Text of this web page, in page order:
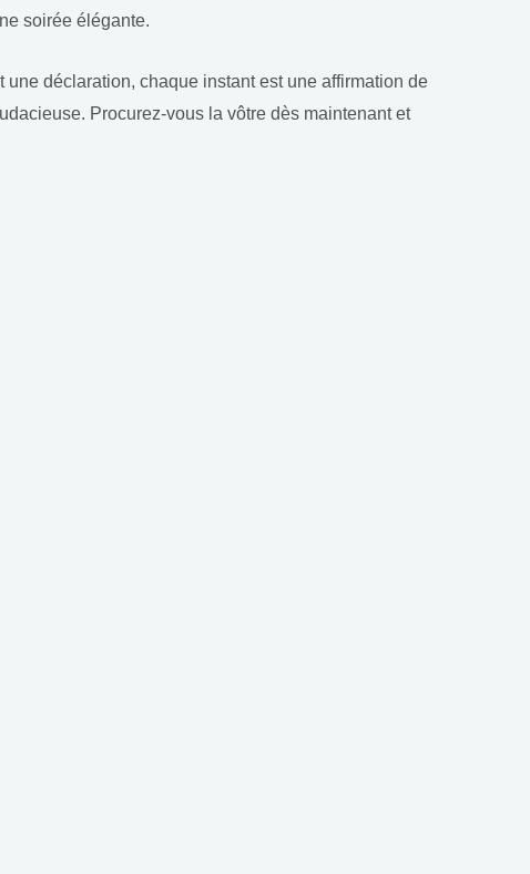
soirée élégante.
déclaration, chaque instant est une affirmation de
Procurez-vous la vôtre dès maintenant et